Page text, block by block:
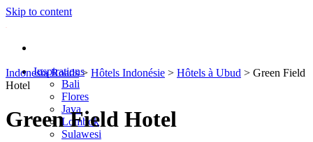
Skip to content
Inspirations
Bali
Flores
Java
Lombok
Sulawesi
Indonesia Roads > Hôtels Indonésie > Hôtels à Ubud > Green Field
Hotel
Green Field Hotel